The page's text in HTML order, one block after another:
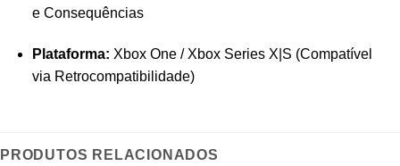
e Consequências
Plataforma: Xbox One / Xbox Series X|S (Compatível
via Retrocompatibilidade)
PRODUTOS RELACIONADOS